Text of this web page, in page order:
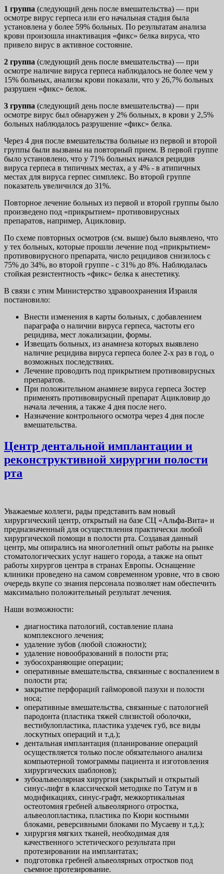
1 группа (следующий день после вмешательства) — при
осмотре вирус герпеса или его начальная стадия была
установлена у более 59% больных. По результатам анализа
крови произошла инактивация «фикс» белка вируса, что
привело вирус в активное состояние.
2 группа (следующий день после вмешательства) — при
осмотре наличие вируса герпеса наблюдалось не более чем у
15% больных, анализы крови показали, что у 26,7% больных
разрушен «фикс» белок.
3 группа (следующий день после вмешательства) — при
осмотре вирус был обнаружен у 2% больных, в крови у 2,5%
больных наблюдалось разрушение «фикс» белка.
Через 4 дня после вмешательства больные из первой и второй
группы были вызваны на повторный прием. В первой группе
было установлено, что у 71% больных начался рецидив
вируса герпеса в типичных местах, а у 4% - в атипичных
местах для вируса герпес симплекс. Во второй группе
показатель увеличился до 31%.
Повторное лечение больных из первой и второй группы было
произведено под «прикрытием» противовирусных
препаратов, например, Ацикловир.
По схеме повторных осмотров (см. выше) было выявлено, что
у тех больных, которые прошли лечение под «прикрытием»
противовирусного препарата, число рецидивов снизилось с
75% до 34%, во второй группе - с 31% до 8%. Наблюдалась
стойкая резистентность «фикс» белка к анестетику.
В связи с этим Министерство здравоохранения Израиля
постановило:
Внести изменения в карты больных, с добавлением
параграфа о наличии вируса герпеса, частоты его
рецидива, мест локализации, формы.
Извещать больных, из анамнеза которых выявлено
наличие рецидива вируса герпеса более 2-х раз в год, о
возможных последствиях.
Лечение проводить под прикрытием противовирусных
препаратов.
При положительном анамнезе вируса герпеса Зостер
применять противовирусный препарат Ацикловир до
начала лечения, а также 4 дня после него.
Назначение контрольного осмотра через 4 дня после
вмешательства.
Центр дентальной имплантации и
реконструктивной хирургии полости
рта
Уважаемые коллеги, рады представить вам новый
хирургический центр, открытый на базе СЦ «Альфа-Вита» и
предназначенный для осуществления практически любой
хирургической помощи в полости рта. Создавая данный
центр, мы опирались на многолетний опыт работы на рынке
стоматологических услуг нашего города, а также на опыт
работы хирургов центра в странах Европы. Оснащение
клиники проведено на самом современном уровне, что в свою
очередь вкупе со знания персонала позволяет нам обеспечить
максимально положительный результат лечения.
Наши возможности:
диагностика патологий, составление плана
комплексного лечения;
удаление зубов (любой сложности);
удаление новообразований в полости рта;
зубосохраняющие операции;
оперативные вмешательства, связанные с воспалением в
полости рта;
закрытие перфораций гайморовой пазухи и полости
носа;
оперативные вмешательства, связанные с патологией
пародонта (пластика тяжей слизистой оболочки,
вестибулопластика, пластика уздечек губ, все виды
лоскутных операций и т.д.);
дентальная имплантация (планирование операций
осуществляется только после обязательного анализа
компьютерной томограммы пациента и изготовления
хирургических шаблонов);
зубоальвеолярная хирургия (закрытый и открытый
синус-лифт в классической методике по Татум и в
модификациях, синус-графт, межкортикальная
остеотомия гребней альвеолярного отростка,
альвеолопластика, пластика по Кюри костными
блоками, реверсивными блоками по Мусаеву и т.д.);
хирургия мягких тканей, необходимая для
качественного эстетического результата при
протезировании на имплантатах;
подготовка гребней альвеолярных отростков под
съемное протезирование.